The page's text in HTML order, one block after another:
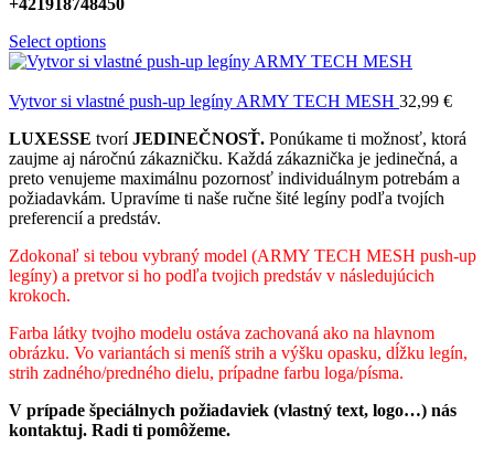
Select options
Vytvor si vlastné push-up legíny ARMY TECH MESH 32,99 €
LUXESSE tvoríJEDINEČNOSŤ. Ponúkame ti možnosť, ktorá
zaujme aj náročnú zákazničku. Každá zákaznička je jedinečná, a
preto venujeme maximálnu pozornosť individuálnym potrebám a
požiadavkám. Upravíme ti naše ručne šité legíny podľa tvojích
preferencií a predstáv.
Zdokonaľ si tebou vybraný model (ARMY TECH MESH push-up
legíny) a pretvor si ho podľa tvojich predstáv v následujúcich
krokoch.
Farba látky tvojho modelu ostáva zachovaná ako na hlavnom
obrázku. Vo variantách si meníš strih a výšku opasku, dĺžku legín,
strih zadného/predného dielu, prípadne farbu loga/písma.
V prípade špeciálnych požiadaviek (vlastný text, logo…) nás
kontaktuj. Radi ti pomôžeme.